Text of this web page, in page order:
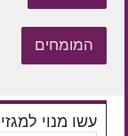
המומחים
עשו מנוי